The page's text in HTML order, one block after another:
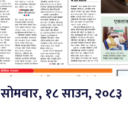
सोमबार, १८ साउन, २०८३